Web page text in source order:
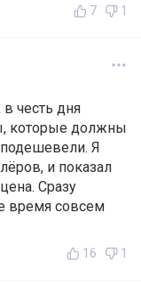
7 1
честь дня
которые должны
Я
и показал
Сразу
время совсем
16 1